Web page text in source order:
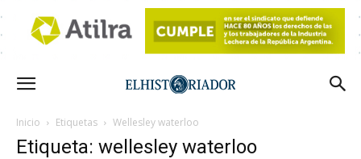
Inicio Etiquetas Wellesley waterloo
Etiqueta: wellesley waterloo